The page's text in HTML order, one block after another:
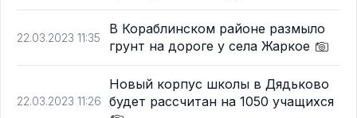
22.03.2023 11:35
В Кораблинском районе размыло
грунт на дороге у села Жаркое
22.03.2023 11:26
Новый корпус школы в Дядьково
будет рассчитан на 1050 учащихся